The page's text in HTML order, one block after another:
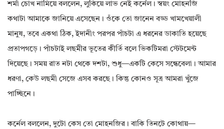
শর্মা চোখ নামিয়ে বললেন, লুকিয়ে লাভ নেই কর্নেল। স্বয়ং মোহনজি
কথাটা আমাকে জানিয়ে এসেছেন। ওঁকে তো জানেন বড্ড খামখেয়ালী
মানুষ, তবে একথা ঠিক, ইদানীং পরপর পাঁচটা এ ধরনের ডাকাতি হয়েছে
প্রতাপগড়ে। পাঁচটাই লছমীর ভূতের কীর্তি বলে ভিকটিমরা স্টেটমেন্ট
দিয়েছে। সময় রাত নটা থেকে দশটা, শুধু—একটি কেসে সন্ধেবেলা। আমার
ধরণা, কেউ লছমী সেজে এসব করছে। কিন্তু কোনও সূত্র আমরা খুঁজে
পাচ্ছিনে।
কর্নেল বললেন, দুটো কেস তো মোহনজির। বাকি তিনটে কোথায়—